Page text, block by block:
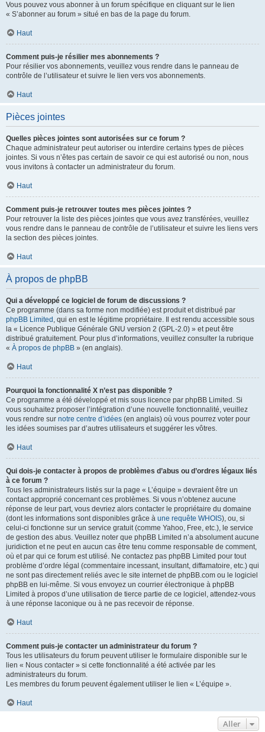
Vous pouvez vous abonner à un forum spécifique en cliquant sur le lien
« S’abonner au forum » situé en bas de la page du forum.
Haut
Comment puis-je résilier mes abonnements ?
Pour résilier vos abonnements, veuillez vous rendre dans le panneau de
contrôle de l’utilisateur et suivre le lien vers vos abonnements.
Haut
Pièces jointes
Quelles pièces jointes sont autorisées sur ce forum ?
Chaque administrateur peut autoriser ou interdire certains types de pièces
jointes. Si vous n’êtes pas certain de savoir ce qui est autorisé ou non, nous
vous invitons à contacter un administrateur du forum.
Haut
Comment puis-je retrouver toutes mes pièces jointes ?
Pour retrouver la liste des pièces jointes que vous avez transférées, veuillez
vous rendre dans le panneau de contrôle de l’utilisateur et suivre les liens vers
la section des pièces jointes.
Haut
À propos de phpBB
Qui a développé ce logiciel de forum de discussions ?
Ce programme (dans sa forme non modifiée) est produit et distribué par
phpBB Limited , qui en est le légitime propriétaire. Il est rendu accessible sous
la « Licence Publique Générale GNU version 2 (GPL-2.0) » et peut être
distribué gratuitement. Pour plus d’informations, veuillez consulter la rubrique
« À propos de phpBB » (en anglais).
Haut
Pourquoi la fonctionnalité X n’est pas disponible ?
Ce programme a été développé et mis sous licence par phpBB Limited. Si
vous souhaitez proposer l’intégration d’une nouvelle fonctionnalité, veuillez
vous rendre sur notre centre d’idées (en anglais) où vous pourrez voter pour
les idées soumises par d’autres utilisateurs et suggérer les vôtres.
Haut
Qui dois-je contacter à propos de problèmes d’abus ou d’ordres légaux liés
à ce forum ?
Tous les administrateurs listés sur la page « L’équipe » devraient être un
contact approprié concernant ces problèmes. Si vous n’obtenez aucune
réponse de leur part, vous devriez alors contacter le propriétaire du domaine
(dont les informations sont disponibles grâce à une requête WHOIS), ou, si
celui-ci fonctionne sur un service gratuit (comme Yahoo, Free, etc.), le service
de gestion des abus. Veuillez noter que phpBB Limited n’a absolument aucune
juridiction et ne peut en aucun cas être tenu comme responsable de comment,
où et par qui ce forum est utilisé. Ne contactez pas phpBB Limited pour tout
problème d’ordre légal (commentaire incessant, insultant, diffamatoire, etc.) qui
ne sont pas directement reliés avec le site internet de phpBB.com ou le logiciel
phpBB en lui-même. Si vous envoyez un courrier électronique à phpBB
Limited à propos d’une utilisation de tierce partie de ce logiciel, attendez-vous
à une réponse laconique ou à ne pas recevoir de réponse.
Haut
Comment puis-je contacter un administrateur du forum ?
Tous les utilisateurs du forum peuvent utiliser le formulaire disponible sur le
lien « Nous contacter » si cette fonctionnalité a été activée par les
administrateurs du forum.
Les membres du forum peuvent également utiliser le lien « L’équipe ».
Haut
Aller